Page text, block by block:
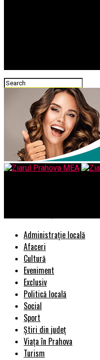
Administrație locală
Afaceri
Cultură
Eveniment
Exclusiv
Politică locală
Social
Sport
Știri din județ
Viața în Prahova
Turism